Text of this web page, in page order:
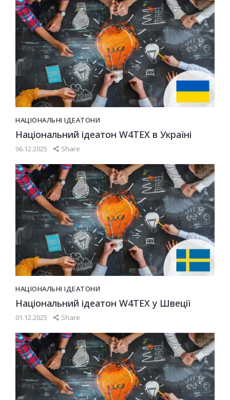
НАЦІОНАЛЬНІ ІДЕАТОНИ
Національний ідеатон W4TEX в Україні
06.12.2025 Share
НАЦІОНАЛЬНІ ІДЕАТОНИ
Національний ідеатон W4TEX у Швеції
01.12.2025 Share